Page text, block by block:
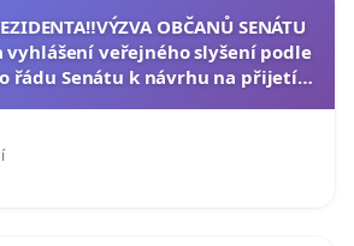
OBČANŮ SENÁTU
vyhlášení veřejného slyšení podle
řádu Senátu k návrhu na přijetí